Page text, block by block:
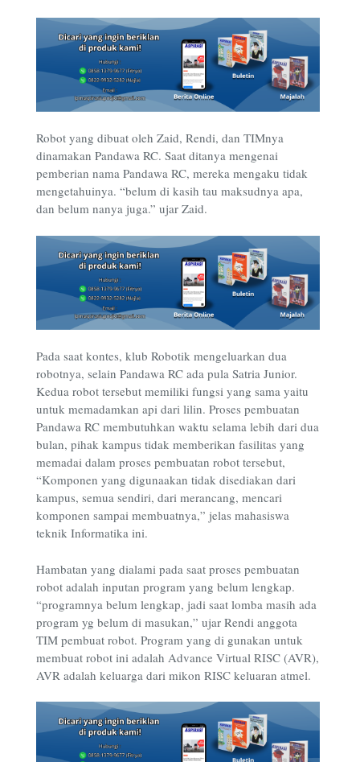
Robot yang dibuat oleh Zaid, Rendi, dan TIMnya
dinamakan Pandawa RC. Saat ditanya mengenai
pemberian nama Pandawa RC, mereka mengaku tidak
mengetahuinya. “belum di kasih tau maksudnya apa,
dan belum nanya juga.” ujar Zaid.
Pada saat kontes, klub Robotik mengeluarkan dua
robotnya, selain Pandawa RC ada pula Satria Junior.
Kedua robot tersebut memiliki fungsi yang sama yaitu
untuk memadamkan api dari lilin. Proses pembuatan
Pandawa RC membutuhkan waktu selama lebih dari dua
bulan, pihak kampus tidak memberikan fasilitas yang
memadai dalam proses pembuatan robot tersebut,
“Komponen yang digunaakan tidak disediakan dari
kampus, semua sendiri, dari merancang, mencari
komponen sampai membuatnya,” jelas mahasiswa
teknik Informatika ini.
Hambatan yang dialami pada saat proses pembuatan
robot adalah inputan program yang belum lengkap.
“programnya belum lengkap, jadi saat lomba masih ada
program yg belum di masukan,” ujar Rendi anggota
TIM pembuat robot. Program yang di gunakan untuk
membuat robot ini adalah Advance Virtual RISC (AVR),
AVR adalah keluarga dari mikon RISC keluaran atmel.